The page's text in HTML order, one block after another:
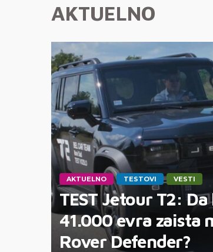
AKTUELNO
AKTUELNO TESTOVI VESTI
TEST Jetour T2:
41.000 evra zaista
Rover Defender?